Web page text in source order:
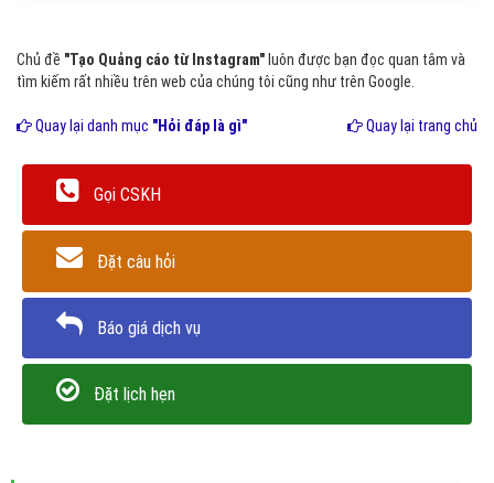
Chủ đề "Tạo Quảng cáo từ Instagram" luôn được bạn đọc quan tâm và
tìm kiếm rất nhiều trên web của chúng tôi cũng như trên Google.
Quay lại danh mục "Hỏi đáp là gì" Quay lại trang chủ
Gọi CSKH
Đặt câu hỏi
Báo giá dịch vụ
Đặt lịch hẹn